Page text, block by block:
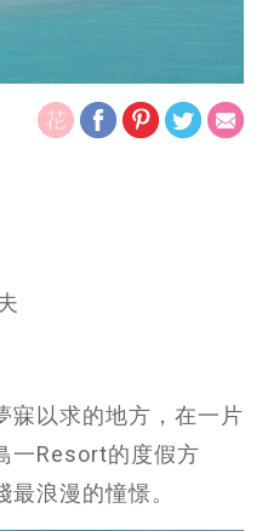
寐以求的地方，在一片
一Resort的度假方
浪漫的憧憬。